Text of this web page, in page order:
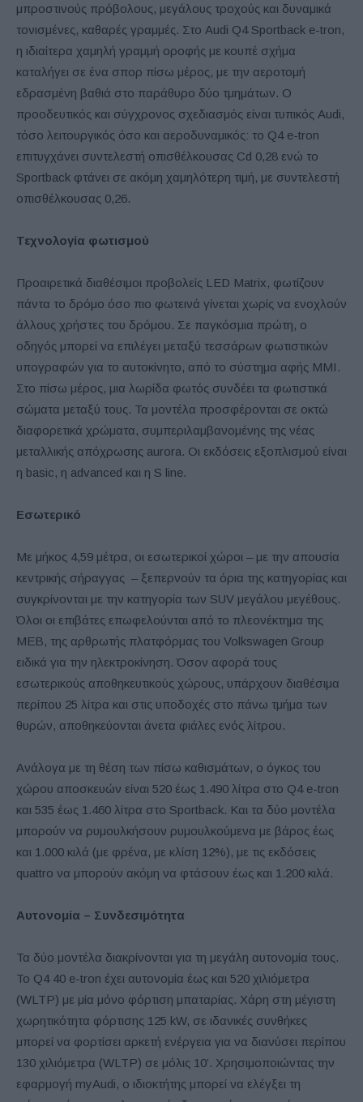
μπροστινούς πρόβολους, μεγάλους τροχούς και δυναμικά
τονισμένες, καθαρές γραμμές. Στο Audi Q4 Sportback e-tron,
η ιδιαίτερα χαμηλή γραμμή οροφής με κουπέ σχήμα
καταλήγει σε ένα σπορ πίσω μέρος, με την αεροτομή
εδρασμένη βαθιά στο παράθυρο δύο τμημάτων. Ο
προοδευτικός και σύγχρονος σχεδιασμός είναι τυπικός Audi,
τόσο λειτουργικός όσο και αεροδυναμικός: το Q4 e-tron
επιτυγχάνει συντελεστή οπισθέλκουσας Cd 0,28 ενώ το
Sportback φτάνει σε ακόμη χαμηλότερη τιμή, με συντελεστή
οπισθέλκουσας 0,26.
Τεχνολογία φωτισμού
Προαιρετικά διαθέσιμοι προβολείς LED Matrix, φωτίζουν
πάντα το δρόμο όσο πιο φωτεινά γίνεται χωρίς να ενοχλούν
άλλους χρήστες του δρόμου. Σε παγκόσμια πρώτη, ο
οδηγός μπορεί να επιλέγει μεταξύ τεσσάρων φωτιστικών
υπογραφών για το αυτοκίνητο, από το σύστημα αφής MMI.
Στο πίσω μέρος, μια λωρίδα φωτός συνδέει τα φωτιστικά
σώματα μεταξύ τους. Τα μοντέλα προσφέρονται σε οκτώ
διαφορετικά χρώματα, συμπεριλαμβανομένης της νέας
μεταλλικής απόχρωσης aurora. Οι εκδόσεις εξοπλισμού είναι
η basic, η advanced και η S line.
Εσωτερικό
Με μήκος 4,59 μέτρα, οι εσωτερικοί χώροι – με την απουσία
κεντρικής σήραγγας – ξεπερνούν τα όρια της κατηγορίας και
συγκρίνονται με την κατηγορία των SUV μεγάλου μεγέθους.
Όλοι οι επιβάτες επωφελούνται από το πλεονέκτημα της
ΜΕΒ, της αρθρωτής πλατφόρμας του Volkswagen Group
ειδικά για την ηλεκτροκίνηση. Όσον αφορά τους
εσωτερικούς αποθηκευτικούς χώρους, υπάρχουν διαθέσιμα
περίπου 25 λίτρα και στις υποδοχές στο πάνω τμήμα των
θυρών, αποθηκεύονται άνετα φιάλες ενός λίτρου.
Ανάλογα με τη θέση των πίσω καθισμάτων, ο όγκος του
χώρου αποσκευών είναι 520 έως 1.490 λίτρα στο Q4 e-tron
και 535 έως 1.460 λίτρα στο Sportback. Και τα δύο μοντέλα
μπορούν να ρυμουλκήσουν ρυμουλκούμενα με βάρος έως
και 1.000 κιλά (με φρένα, με κλίση 12%), με τις εκδόσεις
quattro να μπορούν ακόμη να φτάσουν έως και 1.200 κιλά.
Αυτονομία – Συνδεσιμότητα
Τα δύο μοντέλα διακρίνονται για τη μεγάλη αυτονομία τους.
Το Q4 40 e-tron έχει αυτονομία έως και 520 χιλιόμετρα
(WLTP) με μία μόνο φόρτιση μπαταρίας. Χάρη στη μέγιστη
χωρητικότητα φόρτισης 125 kW, σε ιδανικές συνθήκες
μπορεί να φορτίσει αρκετή ενέργεια για να διανύσει περίπου
130 χιλιόμετρα (WLTP) σε μόλις 10’. Χρησιμοποιώντας την
εφαρμογή myAudi, ο ιδιοκτήτης μπορεί να ελέγξει τη